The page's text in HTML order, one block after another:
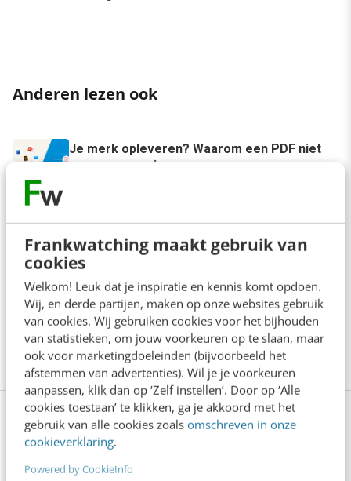
Frankwatching maakt gebruik van
cookies
Welkom! Leuk dat je inspiratie en kennis komt opdoen.
Wij, en derde partijen, maken op onze websites gebruik
van cookies. Wij gebruiken cookies voor het bijhouden
van statistieken, om jouw voorkeuren op te slaan, maar
ook voor marketingdoeleinden (bijvoorbeeld het
afstemmen van advertenties). Wil je je voorkeuren
aanpassen, klik dan op ‘Zelf instellen’. Door op ‘Alle
cookies toestaan’ te klikken, ga je akkoord met het
gebruik van alle cookies zoals omschreven in onze
cookieverklaring.
Powered by CookieInfo
Anderen lezen ook
Je merk opleveren? Waarom een PDF niet
meer genoeg is
Denk je dat je positionering helder is? Doe
de managementtest
4 min
Je ‘sterke merk’ overleeft geen kwartier
met een AI-agent
5 min· Edwin Vlems
Bekijk deze topics of volg ze via een
NieuwsAlert